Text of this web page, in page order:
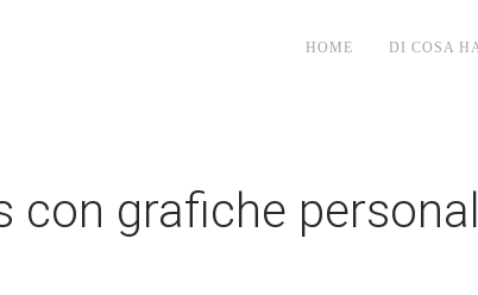
HOME DI COSA
con grafiche